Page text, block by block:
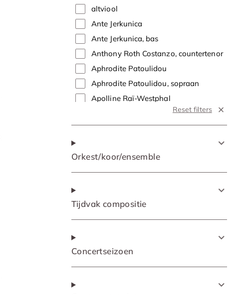
altviool
Ante Jerkunica
Ante Jerkunica, bas
Anthony Roth Costanzo, countertenor
Aphrodite Patoulidou
Aphrodite Patoulidou, sopraan
Apolline Raï-Westphal
Apolline Raï-Westphal, sopraan
Arnold Bezuyen
Arnout Lems
Arnout Lems, bas
Arooj Aftab, zang
Arthur & Lucas Jussen
Attilio Glaser, tenor
Reset filters
Orkest/koor/ensemble
Tijdvak compositie
Concertseizoen